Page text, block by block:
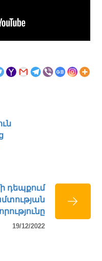
դեպքում
19/12/2022